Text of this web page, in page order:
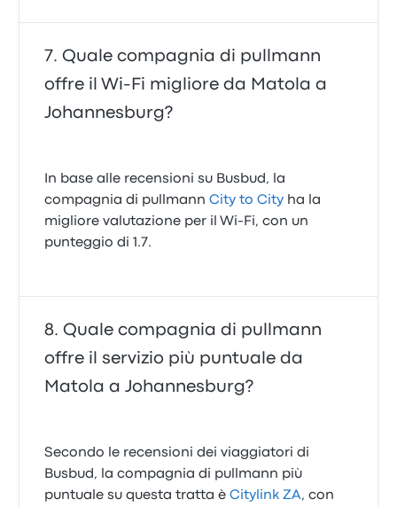
Quale compagnia di pullmann
offre il Wi‑Fi migliore da Matola a
Johannesburg?
In base alle recensioni su Busbud, la
compagnia di pullmannCity to City ha la
migliore valutazione per il Wi-Fi, con un
punteggio di 1.7.
Quale compagnia di pullmann
offre il servizio più puntuale da
Matola a Johannesburg?
Secondo le recensioni dei viaggiatori di
Busbud, la compagnia di pullmann più
puntuale su questa tratta èCitylink ZA, con